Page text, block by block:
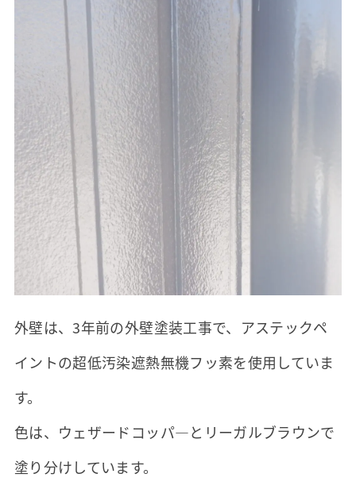
外壁は、3年前の外壁塗装工事で、アステックペ
イントの超低汚染遮熱無機フッ素を使用していま
す。
色は、ウェザードコッパ―とリーガルブラウンで
塗り分けしています。